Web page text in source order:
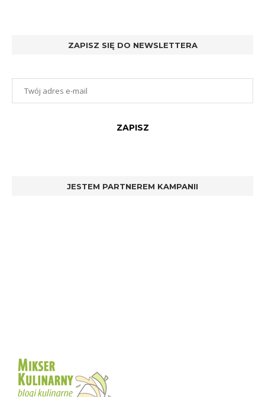
ZAPISZ SIĘ DO NEWSLETTERA
JESTEM PARTNEREM KAMPANII